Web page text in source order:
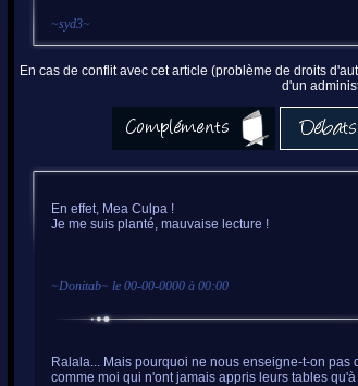
~syd3~
En cas de conflit avec cet article (problème de droits
d'un
En effet, Mea Culpa !
Je me suis planté, mauvaise lecture !
~Donitab~ le 00-00-0000 à 00:00
Ralala... Mais pourquoi ne nous enseigne-t-on
comme moi qui n'ont jamais appris leurs tables